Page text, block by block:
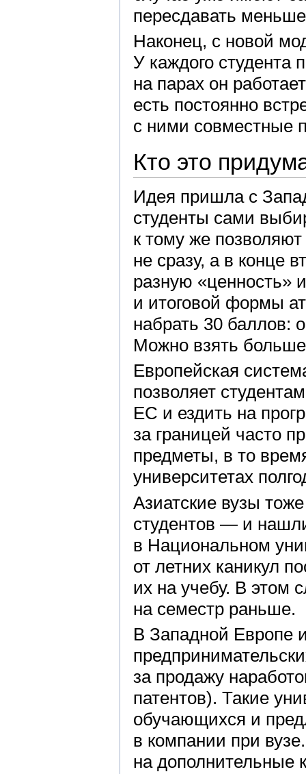
пересдавать
Наконец, с новой
У каждого студента
на парах он
есть постоянно
с ними совместные
Кто это
Идея пришла с
студенты сами
к тому же
не сразу, а в конце
разную «ценность»
и итоговой формы
набрать 30 баллов:
Можно взять
Европейская
позволяет
ЕС и ездить на
за границей часто
предметы, в то
университетах
Азиатские вузы
студентов — и
в Национальном
от летних каникул
их на учебу. В этом
на семестр раньше.
В Западной Европе
за продажу
патентов). Такие
обучающихся и
в компании при
на дополнительные